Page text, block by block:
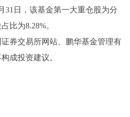
31日，该基金第一大重仓股为分
比为8.28%。
券交易所网站、鹏华基金管理有
成投资建议。